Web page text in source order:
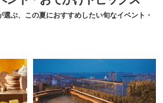
選ぶ、この夏におすすめしたい旬なイベント・